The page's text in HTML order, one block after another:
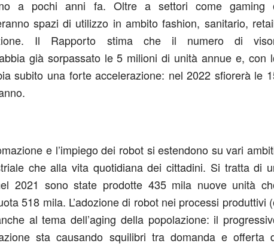
a pochi anni fa. Oltre a settori come gaming
spazi di utilizzo in ambito fashion, sanitario,
Il Rapporto stima che il numero di
già sorpassato le 5 milioni di unità annue e, con
subito una forte accelerazione: nel 2022 sfiorerà le
e l’impiego dei robot si estendono su vari
che alla vita quotidiana dei cittadini. Si tratta di
2021 sono state prodotte 435 mila nuove unità
518 mila. L’adozione di robot nei processi produttivi
al tema dell’aging della popolazione: il
sta causando squilibri tra domanda e offerta